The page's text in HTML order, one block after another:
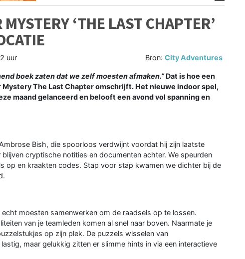
‘THE LAST CHAPTER’
uur Bron:City Adventures
boek zaten dat we zelf moesten afmaken.”Dat is hoe een
The Last Chapter omschrijft. Het nieuwe indoor spel,
maand gelanceerd en belooft een avond vol spanning en
Bish, die spoorloos verdwijnt voordat hij zijn laatste
cryptische notities en documenten achter. We speurden
op en kraakten codes. Stap voor stap kwamen we dichter bij de
moesten samenwerken om de raadsels op te lossen.
van je teamleden komen al snel naar boven. Naarmate je
op zijn plek. De puzzels wisselen van
maar gelukkig zitten er slimme hints in via een interactieve